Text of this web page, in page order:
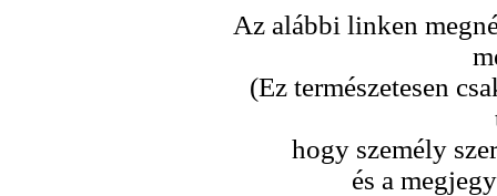
Az alábbi linken
(Ez természetesen
hogy személy
és a